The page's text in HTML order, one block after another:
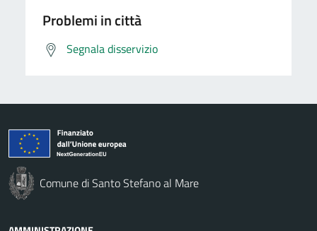
Problemi in città
Segnala disservizio
Comune di Santo Stefano al Mare